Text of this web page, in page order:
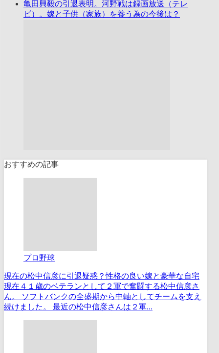
亀田興毅の引退表明。河野戦は録画放送（テレ
ビ）。嫁と子供（家族）を養う為の今後は？
おすすめの記事
プロ野球
現在の松中信彦に引退疑惑？性格の良い嫁と豪華な自宅
現在４１歳のベテランとして２軍で奮闘する松中信彦さ
ん。 ソフトバンクの全盛期から中軸としてチームを支え
続けました。 最近の松中信彦さんは２軍...